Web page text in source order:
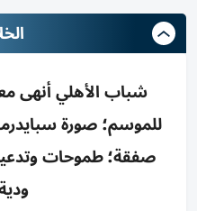
شباب الأهلي أنهى
للموسم؛ صورة
صفقة؛ طموحات